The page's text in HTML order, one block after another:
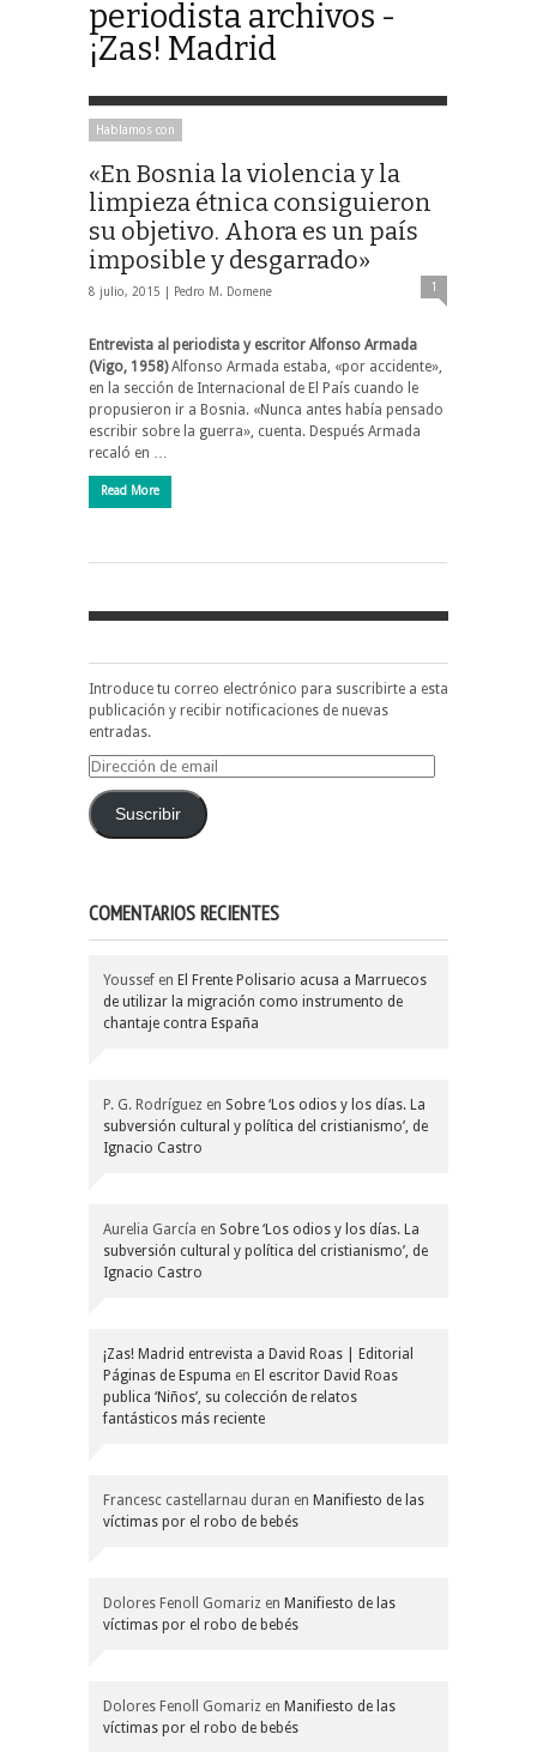
periodista archivos -
¡Zas! Madrid
Hablamos con
«En Bosnia la violencia y la
limpieza étnica consiguieron
su objetivo. Ahora es un país
imposible y desgarrado»
8 julio, 2015 | Pedro M. Domene 1
Entrevista al periodista y escritor Alfonso Armada
(Vigo, 1958)Alfonso Armada estaba, «por accidente»,
en la sección de Internacional de El País cuando le
propusieron ir a Bosnia. «Nunca antes había pensado
escribir sobre la guerra», cuenta. Después Armada
recaló en …
Read More
Introduce tu correo electrónico para suscribirte a esta
publicación y recibir notificaciones de nuevas
entradas.
Dirección
emailSuscribir
COMENTARIOS RECIENTES
Youssef en El Frente Polisario acusa a Marruecos
de utilizar la migración como instrumento de
chantaje contra España
P. G. Rodríguez en Sobre ‘Los odios y los días. La
subversión cultural y política del cristianismo’, de
Ignacio Castro
Aurelia García en Sobre ‘Los odios y los días. La
subversión cultural y política del cristianismo’, de
Ignacio Castro
¡Zas! Madrid entrevista a David Roas | Editorial
Páginas de Espuma en El escritor David Roas
publica ‘Niños’, su colección de relatos
fantásticos más reciente
Francesc castellarnau duran en Manifiesto de las
víctimas por el robo de bebés
Dolores Fenoll Gomariz en Manifiesto de las
víctimas por el robo de bebés
Dolores Fenoll Gomariz en Manifiesto de las
víctimas por el robo de bebés